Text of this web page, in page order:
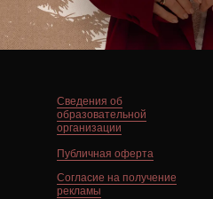
Публичная оферта
Сведения об
образовательной
организации
Cогласие на получение
рекламы